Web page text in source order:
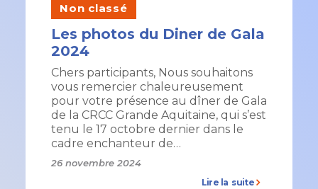
Non classé
Les photos du Diner de Gala
2024
Chers participants, Nous souhaitons
vous remercier chaleureusement
pour votre présence au dîner de Gala
de la CRCC Grande Aquitaine, qui s’est
tenu le 17 octobre dernier dans le
cadre enchanteur de…
26 novembre 2024
Lire la suite